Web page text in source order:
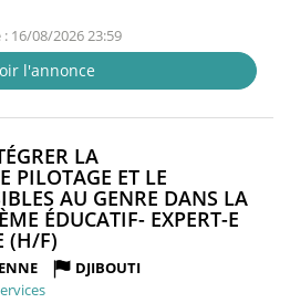
16/08/2026 23:59
l'annonce
LA
PILOTAGE ET LE
AU GENRE DANS LA
ÉDUCATIF- EXPERT-E
(H/F)
FENÊTRE)
DJIBOUTI